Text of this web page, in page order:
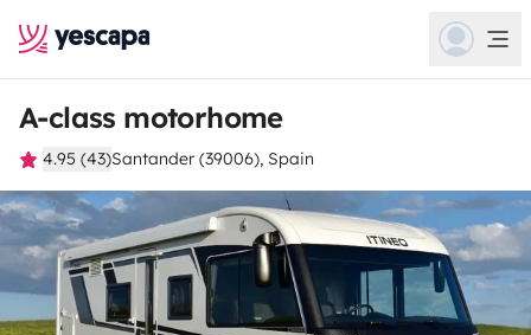
A-class motorhome
4.95 (43)Santander (39006), Spain